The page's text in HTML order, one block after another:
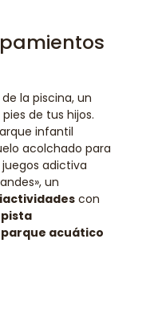
la piscina, un
de tus hijos.
infantil
acolchado para
juegos adictiva
un
con
pista
parque acuático